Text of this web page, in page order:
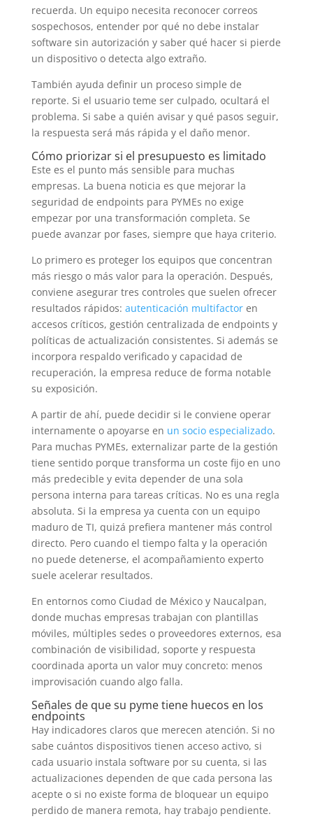
recuerda. Un equipo necesita reconocer correos
sospechosos, entender por qué no debe instalar
software sin autorización y saber qué hacer si pierde
un dispositivo o detecta algo extraño.
También ayuda definir un proceso simple de
reporte. Si el usuario teme ser culpado, ocultará el
problema. Si sabe a quién avisar y qué pasos seguir,
la respuesta será más rápida y el daño menor.
Cómo priorizar si el presupuesto es limitado
Este es el punto más sensible para muchas
empresas. La buena noticia es que mejorar la
seguridad de endpoints para PYMEs no exige
empezar por una transformación completa. Se
puede avanzar por fases, siempre que haya criterio.
Lo primero es proteger los equipos que concentran
más riesgo o más valor para la operación. Después,
conviene asegurar tres controles que suelen ofrecer
resultados rápidos: autenticación multifactoren
accesos críticos, gestión centralizada de endpoints y
políticas de actualización consistentes. Si además se
incorpora respaldo verificado y capacidad de
recuperación, la empresa reduce de forma notable
su exposición.
A partir de ahí, puede decidir si le conviene operar
internamente o apoyarse en un socio especializado.
Para muchas PYMEs, externalizar parte de la gestión
tiene sentido porque transforma un coste fijo en uno
más predecible y evita depender de una sola
persona interna para tareas críticas. No es una regla
absoluta. Si la empresa ya cuenta con un equipo
maduro de TI, quizá prefiera mantener más control
directo. Pero cuando el tiempo falta y la operación
no puede detenerse, el acompañamiento experto
suele acelerar resultados.
En entornos como Ciudad de México y Naucalpan,
donde muchas empresas trabajan con plantillas
móviles, múltiples sedes o proveedores externos, esa
combinación de visibilidad, soporte y respuesta
coordinada aporta un valor muy concreto: menos
improvisación cuando algo falla.
Señales de que su pyme tiene huecos en los
endpoints
Hay indicadores claros que merecen atención. Si no
sabe cuántos dispositivos tienen acceso activo, si
cada usuario instala software por su cuenta, si las
actualizaciones dependen de que cada persona las
acepte o si no existe forma de bloquear un equipo
perdido de manera remota, hay trabajo pendiente.